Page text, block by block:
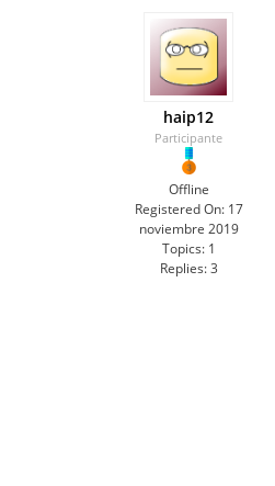
haip12
Participante
Offline
Registered On: 17
noviembre 2019
Topics: 1
Replies: 3